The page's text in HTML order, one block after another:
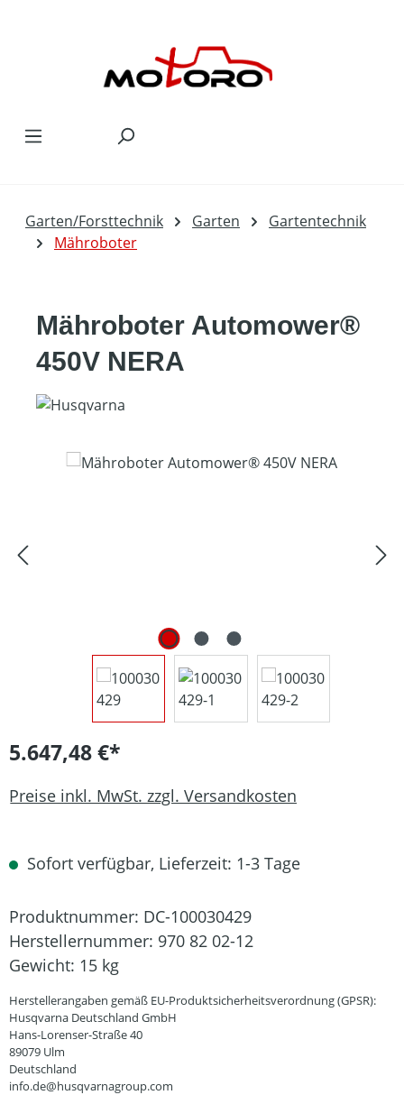
Garten/Forsttechnik Garten
Gartentechnik
Mähroboter
Mähroboter Automower®
450V NERA
Bildergalerie überspringen
5.647,48 €*
Preise inkl. MwSt. zzgl. Versandkosten
Sofort verfügbar, Lieferzeit: 1-3 Tage
Produktnummer: DC-100030429
Herstellernummer: 970 82 02-12
Gewicht: 15 kg
Herstellerangaben gemäß EU-Produktsicherheitsverordnung (GPSR):
Husqvarna Deutschland GmbH
Hans-Lorenser-Straße 40
89079 Ulm
Deutschland
info.de@husqvarnagroup.com